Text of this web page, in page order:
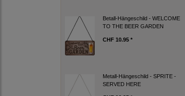
Betall-Hängeschild - WELCOME
TO THE BEER GARDEN
CHF 10.95 *
Metall-Hängeschild - SPRITE -
SERVED HERE